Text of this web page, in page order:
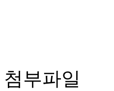
첨부파일